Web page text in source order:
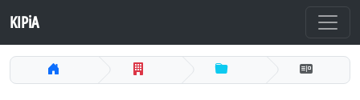
KIPiA